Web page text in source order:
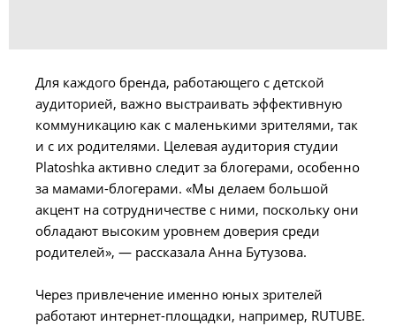
Для каждого бренда, работающего с детской
аудиторией, важно выстраивать эффективную
коммуникацию как с маленькими зрителями, так
и с их родителями. Целевая аудитория студии
Platoshka активно следит за блогерами, особенно
за мамами-блогерами. «Мы делаем большой
акцент на сотрудничестве с ними, поскольку они
обладают высоким уровнем доверия среди
родителей», — рассказала Анна Бутузова.
Через привлечение именно юных зрителей
работают интернет-площадки, например, RUTUBE.